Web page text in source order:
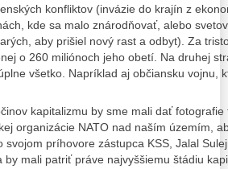
konfliktov (invázie do krajín z
kde sa malo znárodňovať, alebo
aby prišiel nový rast a odbyt). Za
o 260 miliónoch jeho obetí. Na druhej
všetko. Napríklad aj občiansku vojnu,
kapitalizmu by sme mali dať
organizácie NATO nad naším územím,
svojom príhovore zástupca KSS, Jalal
by mali patriť práve najvyššiemu štádiu